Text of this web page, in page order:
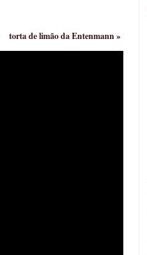
torta de limão da Entenmann»